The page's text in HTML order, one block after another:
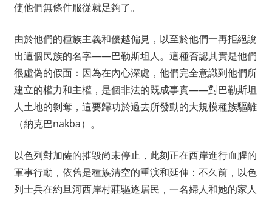
使他們無條件服從就足夠了。
由於他們的種族主義和優越偏見，以至於他們一再拒絕說
出這個民族的名字——巴勒斯坦人。這種否認其實是他們
很虛偽的假面：因為在內心深處，他們完全意識到他們所
建立的權力和主權，是個非法的既成事實——對巴勒斯坦
人土地的剝奪，這要歸功於過去所發動的大規模種族驅離
（納克巴nakba）。
以色列對加薩的摧毀尚未停止，此刻正在西岸進行血腥的
軍事行動，依舊是種族清空的重演和延伸：不久前，以色
列士兵在約旦河西岸村莊驅逐居民，一名婦人和她的家人